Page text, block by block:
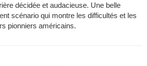
décidée et audacieuse. Une belle
scénario qui montre les difficultés et les
pionniers américains.